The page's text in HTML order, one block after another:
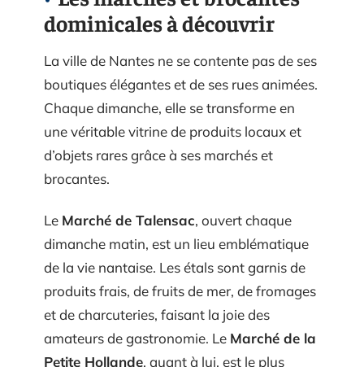
dominicales à découvrir
La ville de Nantes ne se contente pas de ses
boutiques élégantes et de ses rues animées.
Chaque dimanche, elle se transforme en
une véritable vitrine de produits locaux et
d’objets rares grâce à ses marchés et
brocantes.
Le Marché de Talensac, ouvert chaque
dimanche matin, est un lieu emblématique
de la vie nantaise. Les étals sont garnis de
produits frais, de fruits de mer, de fromages
et de charcuteries, faisant la joie des
amateurs de gastronomie. Le Marché de la
Petite Hollande, quant à lui, est le plus